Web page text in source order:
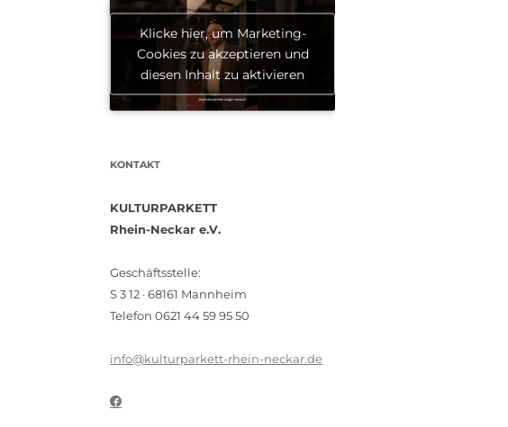
Klicke hier, um Marketing-
Cookies zu akzeptieren und
diesen Inhalt zu aktivieren
KONTAKT
KULTURPARKETT
Rhein-Neckar e.V.
Geschäftsstelle:
S 3 12 · 68161 Mannheim
Telefon 0621 44 59 95 50
info@kulturparkett-rhein-neckar.de